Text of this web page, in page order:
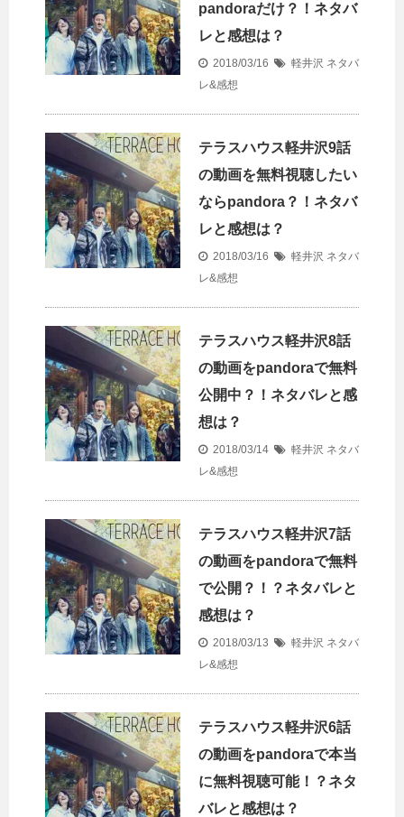
pandoraだけ？！ネタバ
レと感想は？
2018/03/16
軽井沢 ネタバ
レ&感想
テラスハウス軽井沢9話
の動画を無料視聴したい
ならpandora？！ネタバ
レと感想は？
2018/03/16
軽井沢 ネタバ
レ&感想
テラスハウス軽井沢8話
の動画をpandoraで無料
公開中？！ネタバレと感
想は？
2018/03/14
軽井沢 ネタバ
レ&感想
テラスハウス軽井沢7話
の動画をpandoraで無料
で公開？！？ネタバレと
感想は？
2018/03/13
軽井沢 ネタバ
レ&感想
テラスハウス軽井沢6話
の動画をpandoraで本当
に無料視聴可能！？ネタ
バレと感想は？